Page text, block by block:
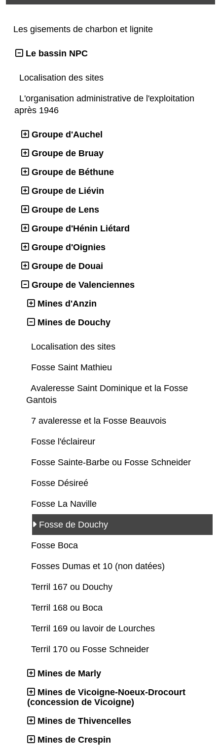
Les gisements de charbon et lignite
Le bassin NPC
Localisation des sites
L'organisation administrative de l'exploitation
après 1946
Groupe d'Auchel
Groupe de Bruay
Groupe de Béthune
Groupe de Liévin
Groupe de Lens
Groupe d'Hénin Liétard
Groupe d'Oignies
Groupe de Douai
Groupe de Valenciennes
Mines d'Anzin
Mines de Douchy
Localisation des sites
Fosse Saint Mathieu
Avaleresse Saint Dominique et la Fosse
Gantois
7 avaleresse et la Fosse Beauvois
Fosse l'éclaireur
Fosse Sainte-Barbe ou Fosse Schneider
Fosse Désireé
Fosse La Naville
Fosse de Douchy
Fosse Boca
Fosses Dumas et 10 (non datées)
Terril 167 ou Douchy
Terril 168 ou Boca
Terril 169 ou lavoir de Lourches
Terril 170 ou Fosse Schneider
Mines de Marly
Mines de Vicoigne-Noeux-Drocourt
(concession de Vicoigne)
Mines de Thivencelles
Mines de Crespin